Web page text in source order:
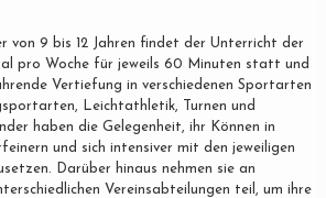
von 9 bis 12 Jahren findet der Unterricht der
pro Woche für jeweils 60 Minuten statt und
Vertiefung in verschiedenen Sportarten
Leichtathletik, Turnen und
haben die Gelegenheit, ihr Können in
und sich intensiver mit den jeweiligen
Darüber hinaus nehmen sie an
Vereinsabteilungen teil, um ihre